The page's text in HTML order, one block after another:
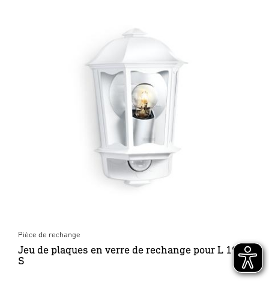
Pièce de rechange
Jeu de plaques en verre de rechange pour L 190
S